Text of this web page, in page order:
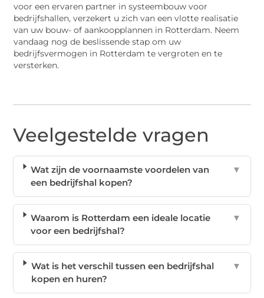
voor een ervaren partner in systeembouw voor
bedrijfshallen, verzekert u zich van een vlotte realisatie
van uw bouw- of aankoopplannen in Rotterdam. Neem
vandaag nog de beslissende stap om uw
bedrijfsvermogen in Rotterdam te vergroten en te
versterken.
Veelgestelde vragen
Wat zijn de voornaamste voordelen van
een bedrijfshal kopen?
▼
Waarom is Rotterdam een ideale locatie
voor een bedrijfshal?
▼
Wat is het verschil tussen een bedrijfshal
kopen en huren?
▼